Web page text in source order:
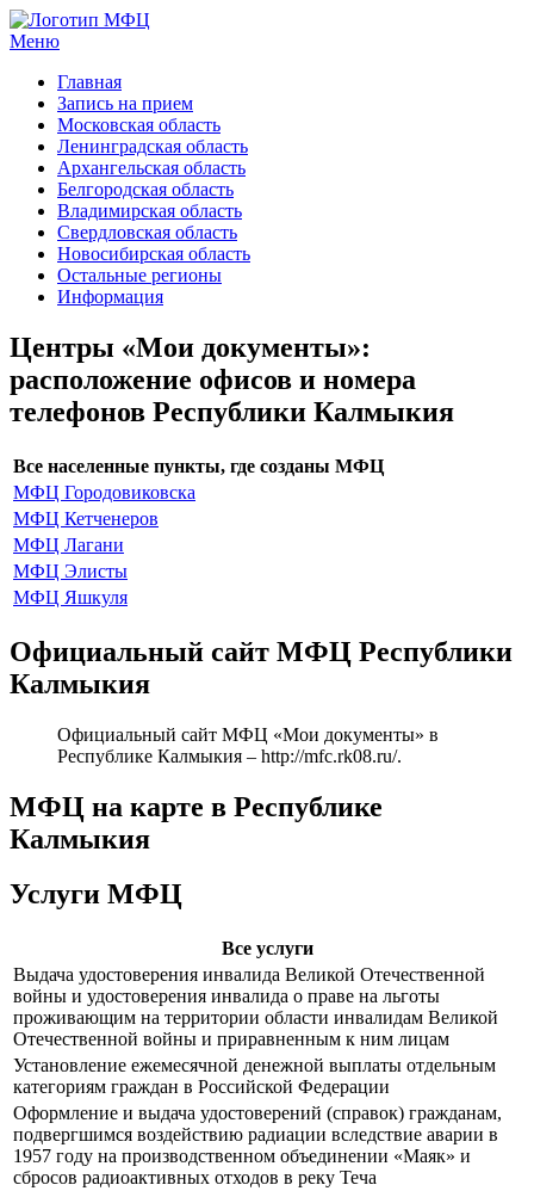
Меню
Главная
Запись на прием
Московская область
Ленинградская область
Архангельская область
Белгородская область
Владимирская область
Свердловская область
Новосибирская область
Остальные регионы
Информация
Центры «Мои документы»:
расположение офисов и номера
телефонов Республики Калмыкия
Все населенные пункты, где созданы МФЦ
МФЦ Городовиковска
МФЦ Кетченеров
МФЦ Лагани
МФЦ Элисты
МФЦ Яшкуля
Официальный сайт МФЦ Республики
Калмыкия
Официальный сайт МФЦ «Мои документы» в
Республике Калмыкия – http://mfc.rk08.ru/.
МФЦ на карте в Республике
Калмыкия
Услуги МФЦ
Все услуги
Выдача удостоверения инвалида Великой Отечественной
войны и удостоверения инвалида о праве на льготы
проживающим на территории области инвалидам Великой
Отечественной войны и приравненным к ним лицам
Установление ежемесячной денежной выплаты отдельным
категориям граждан в Российской Федерации
Оформление и выдача удостоверений (справок) гражданам,
подвергшимся воздействию радиации вследствие аварии в
1957 году на производственном объединении «Маяк» и
сбросов радиоактивных отходов в реку Теча